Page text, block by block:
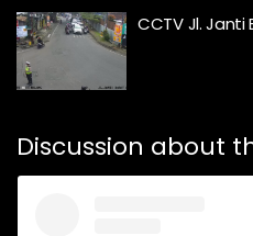
CCTV Jl. Janti
Discussion about